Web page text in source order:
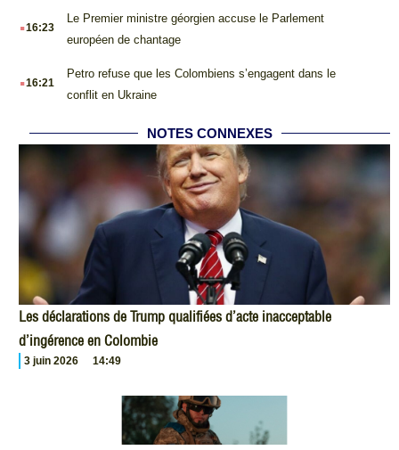
.16:23
Le Premier ministre géorgien accuse le Parlement
européen de chantage
.16:21
Petro refuse que les Colombiens s’engagent dans le
conflit en Ukraine
NOTES CONNEXES
Les déclarations de Trump qualifiées d’acte inacceptable
d’ingérence en Colombie
3 juin 2026 14:49